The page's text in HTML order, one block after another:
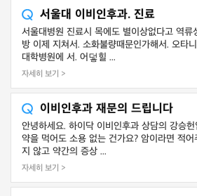
서울대 이비인후과. 진료
서울대병원 진료시 목에도 별이상없다고 역류
방 이제 지쳐서. 소화불량때문인가해서. 오타
대학병원에 서. 어덯힐 ...
자세히 보기 >
이비인후과 재문의 드립니다
안녕하세요. 하이닥 이비인후과 상담의 강승헌
약을 먹어도 소용 없는 건가요? 암이라면 적어
지 않고 약간의 증상 ...
자세히 보기 >